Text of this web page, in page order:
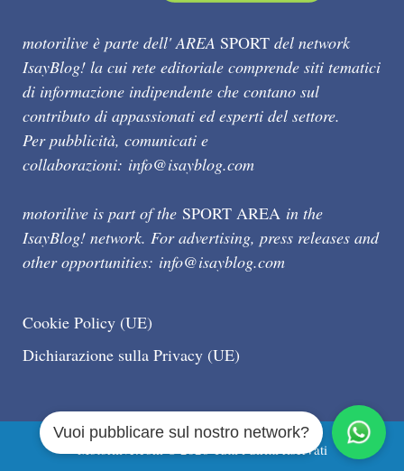
motorilive è parte dell' AREA SPORT del network
IsayBlog! la cui rete editoriale comprende siti tematici
di informazione indipendente che contano sul
contributo di appassionati ed esperti del settore.
Per pubblicità, comunicati e
collaborazioni: info@isayblog.com
motorilive is part of the SPORT AREA in the
IsayBlog! network. For advertising, press releases and
other opportunities: info@isayblog.com
Cookie Policy (UE)
Dichiarazione sulla Privacy (UE)
Motorilive.com © 2026 Tutti i diritti riservati
Vuoi pubblicare sul nostro network?